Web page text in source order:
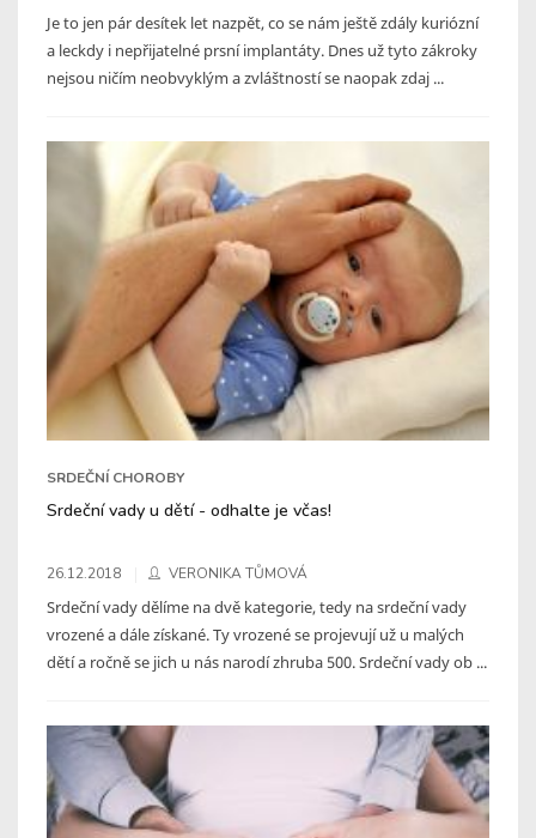
Je to jen pár desítek let nazpět, co se nám ještě zdály kuriózní
a leckdy i nepřijatelné prsní implantáty. Dnes už tyto zákroky
nejsou ničím neobvyklým a zvláštností se naopak zdaj ...
SRDEČNÍ CHOROBY
Srdeční vady u dětí - odhalte je včas!
26.12.2018 VERONIKA TŮMOVÁ
Srdeční vady dělíme na dvě kategorie, tedy na srdeční vady
vrozené a dále získané. Ty vrozené se projevují už u malých
dětí a ročně se jich u nás narodí zhruba 500. Srdeční vady ob ...